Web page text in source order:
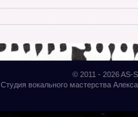
© 2011 - 2026AS-
Студия вокального мастерства